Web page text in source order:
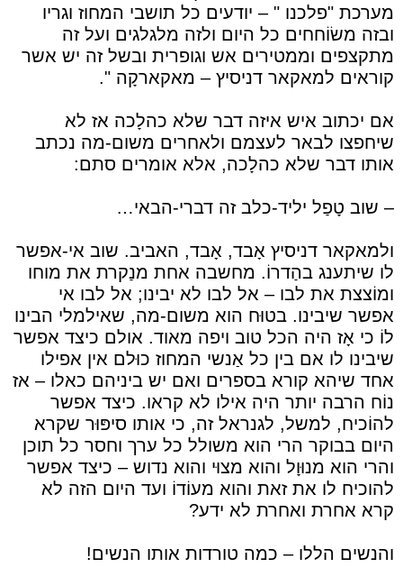
מערכת "פלכנו " – יודעים כל תושבי המחוז וגריו
ובזה משׂוֹחחים כל היום ולזה מלגלגים ועל זה
מתקצפים וממטירים אש וגופרית ובשל זה יש אשר
קוראים למאקאר דניסיץ – מאקארקָה ".
אם יכתוב איש איזה דבר שלא כהלָכה אז לא
שיחפצו לבאר לעצמם ולאחרים משום-מה נכתב
אותו דבר שלא כהלָכה, אלא אומרים סתם:
– שוב טָפַל יליד-כלב זה דברי-הבאי…
ולמאקאר דניסיץ אָבד, אָבד, האביב. שוב אי-אפשר
לו שיתענג בהַדרוֹ. מחשבה אחת מנַקרת את מוחו
ומוֹצצת את לבו – אל לבו לא יבינו; אל לבו אי
אפשר שיבינו. בטוּח הוא משום-מה, שאילמלי הבינו
לוֹ כי אָז היה הכל טוב ויפה מאוד. אולם כיצד אפשר
שיבינו לו אם בין כל אַנשי המחוז כוּלם אין אפילו
אחד שיהא קורא בספרים ואם יש ביניהם כאלו – אז
נוֹח הרבה יותר היה אילו לא קראו. כיצד אפשר
להוֹכיח, למשל, לגנראל זה, כי אותו סיפּוּר שקרא
היום בבוקר הרי הוא משולל כל ערך וחסר כל תוכן
והרי הוא מנוּוָל והוא מצוּי והוא נדוש – כיצד אפשר
להוכיח לו את זאת והוא מעוֹדוֹ ועד היום הזה לא
קרא אחרת ואחרת לא ידע?
והנשים הללו – כמה טורדות אותו הנשים!